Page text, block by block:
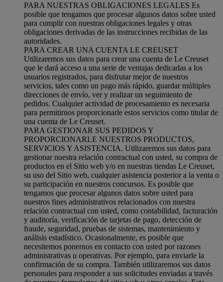
PARA NUESTRAS OBLIGACIONES LEGALES Es
posible que tengamos que procesar algunos datos sobre usted
para cumplir con nuestras obligaciones legales y otras
obligaciones derivadas de las instrucciones recibidas de las
autoridades.
PARA CREAR UNA CUENTA LE CREUSET
Utilizaremos sus datos para crear una cuenta de Le Creuset
que le dará acceso a una serie de ventajas dedicadas a los
usuarios registrados, para disfrutar mejor de nuestros
servicios, tales como un pago más rápido, guardar múltiples
direcciones de envío, ver y realizar un seguimiento de
pedidos. Cualquier actividad de procesamiento es necesaria
para permitirnos proporcionarle estos servicios como titular de
una cuenta de Le Creuset.
PARA GESTIONAR SUS PEDIDOS Y
PROPORCIONARLE NUESTROS PRODUCTOS,
SERVICIOS Y ASISTENCIA. Utilizaremos sus datos para
gestionar nuestra relación contractual con usted, su compra de
productos en el Sitio web y/o en nuestras tiendas Le Creuset,
su uso del Sitio web, cualquier asistencia posterior a la venta o
su participación en nuestros concursos. Es posible que
tengamos que procesar algunos datos sobre usted para
nuestros fines administrativos relacionados con nuestra
relación contractual con usted, como contabilidad, facturación
y auditoría, verificación de tarjetas de pago, detección de
fraude, seguridad, pruebas de sistemas, mantenimiento y
análisis estadístico. Ocasionalmente, es posible que
necesitemos ponernos en contacto con usted por razones
administrativas u operativas. Por ejemplo, para enviarle la
confirmación de su compra. También utilizaremos sus datos
personales para responder a sus solicitudes enviadas a través